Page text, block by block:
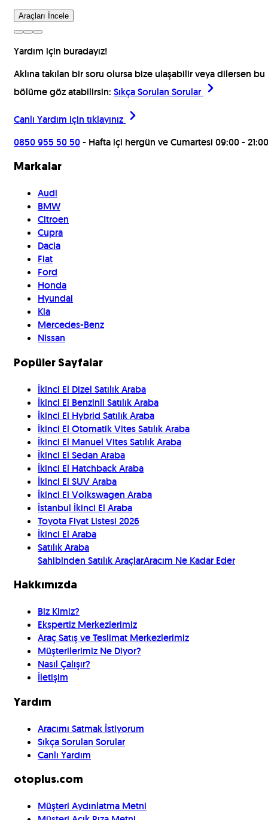
Araçları İncele
Yardım için buradayız!
Aklına takılan bir soru olursa bize ulaşabilir veya dilersen bu
bölüme göz atabilirsin: Sıkça Sorulan Sorular
Canlı Yardım için tıklayınız
0850 955 50 50- Hafta içi hergün ve Cumartesi 09:00 - 21:00
Markalar
Audi
BMW
Citroen
Cupra
Dacia
Fiat
Ford
Honda
Hyundai
Kia
Mercedes-Benz
Nissan
Popüler Sayfalar
İkinci El Dizel Satılık Araba
İkinci El Benzinli Satılık Araba
İkinci El Hybrid Satılık Araba
İkinci El Otomatik Vites Satılık Araba
İkinci El Manuel Vites Satılık Araba
İkinci El Sedan Araba
İkinci El Hatchback Araba
İkinci El SUV Araba
İkinci El Volkswagen Araba
İstanbul İkinci El Araba
Toyota Fiyat Listesi 2026
İkinci El Araba
Satılık Araba
Sahibinden Satılık AraçlarAracım Ne Kadar Eder
Hakkımızda
Biz Kimiz?
Ekspertiz Merkezlerimiz
Araç Satış ve Teslimat Merkezlerimiz
Müşterilerimiz Ne Diyor?
Nasıl Çalışır?
İletişim
Yardım
Aracımı Satmak İstiyorum
Sıkça Sorulan Sorular
Canlı Yardım
otoplus.com
Müşteri Aydınlatma Metni